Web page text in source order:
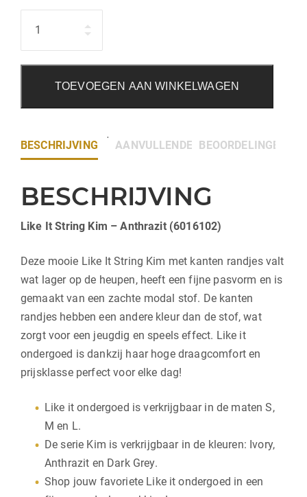
TOEVOEGEN AAN WINKELWAGEN
BESCHRIJVING AANVULLENDE INFORMATIE
BEOORDELINGEN (0)
BESCHRIJVING
Like It String Kim – Anthrazit (6016102)
Deze mooie Like It String Kim met kanten randjes valt
wat lager op de heupen, heeft een fijne pasvorm en is
gemaakt van een zachte modal stof. De kanten
randjes hebben een andere kleur dan de stof, wat
zorgt voor een jeugdig en speels effect. Like it
ondergoed is dankzij haar hoge draagcomfort en
prijsklasse perfect voor elke dag!
Like it ondergoed is verkrijgbaar in de maten S,
M en L.
De serie Kim is verkrijgbaar in de kleuren: Ivory,
Anthrazit en Dark Grey.
Shop jouw favoriete Like it ondergoed in een